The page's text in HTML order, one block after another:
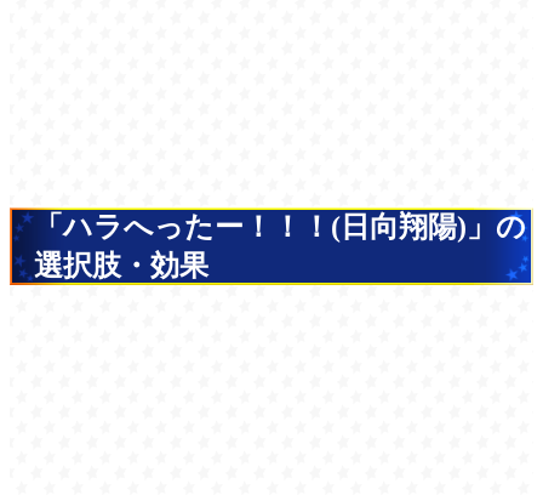
「ハラへったー！！！(日向翔陽)」の
選択肢・効果